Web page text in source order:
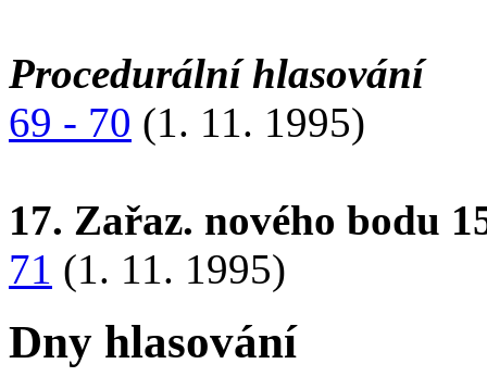
Procedurální hlasování
69 - 70 (1. 11. 1995)
17. Zařaz. nového bodu
71 (1. 11. 1995)
Dny hlasování